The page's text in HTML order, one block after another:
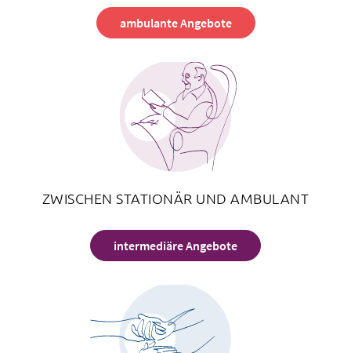
ambulante Angebote
ZWISCHEN STATIONÄR UND AMBULANT
intermediäre Angebote